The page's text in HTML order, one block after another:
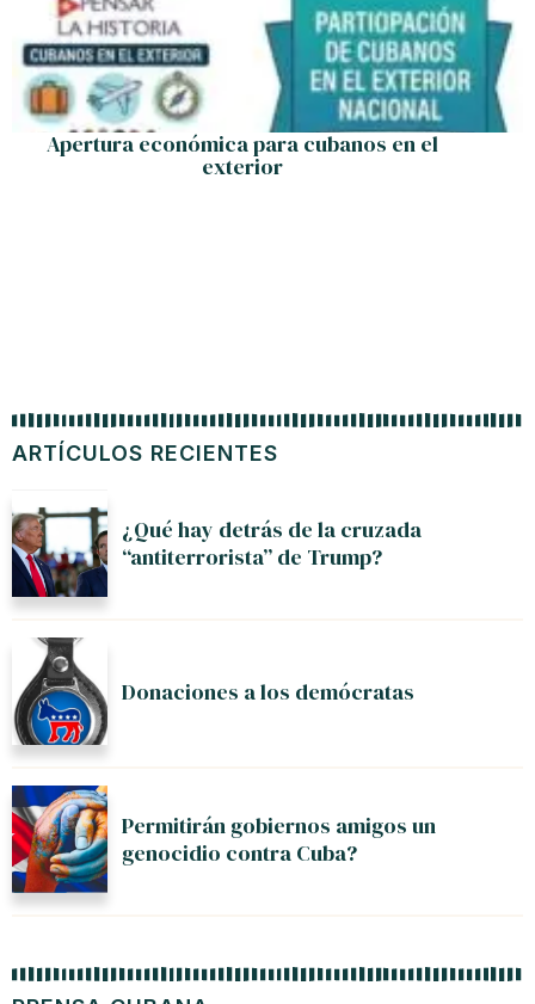
ARTÍCULOS RECIENTES
¿Qué hay detrás de la cruzada
“antiterrorista” de Trump?
Donaciones a los demócratas
Permitirán gobiernos amigos un
genocidio contra Cuba?
Apertura económica para cubanos en el
exterior